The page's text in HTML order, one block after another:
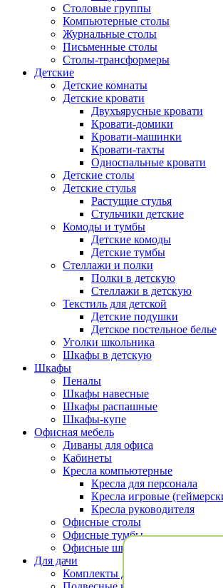
Столовые группы
Компьютерные столы
Журнальные столы
Письменные столы
Столы-трансформеры
Детские
Детские комнаты
Детские кровати
Двухъярусные кровати
Кровати-домики
Кровати-машинки
Кровати-тахты
Односпальные кровати
Детские столы
Детские стулья
Растущие стулья
Стульчики детские
Комоды и тумбы
Детские комоды
Детские тумбы
Стеллажи и полки
Полки в детскую
Стеллажи в детскую
Текстиль для детской
Детские подушки
Детское постельное белье
Уголки школьника
Шкафы в детскую
Шкафы
Пеналы
Шкафы навесные
Шкафы распашные
Шкафы-купе
Офисная мебель
Диваны для офиса
Кабинеты
Кресла компьютерные
Кресла для персонала
Кресла игровые
Кресла руководителя
Офисные столы
Офисные тумбы
Офисные шкафы и стеллажи
Для дачи
Комплекты для террасы